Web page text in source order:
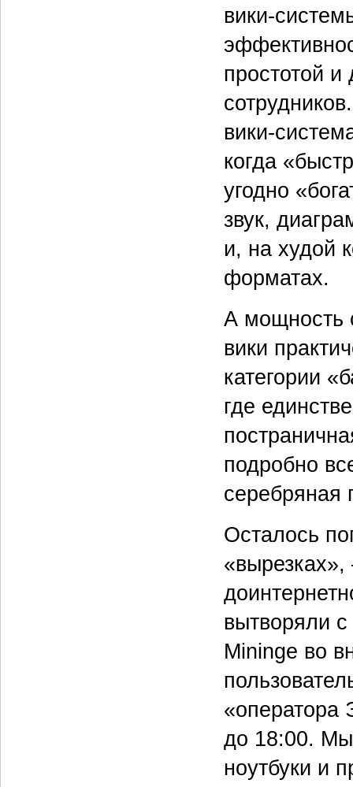
простотой и
когда
угодно
звук,
и, на худой
форматах.
А мощность
вики
категории
где
подробно
серебряная
Осталось
вытворяли
Miningе во
«оператора
до 18:00.
ноутбуки и